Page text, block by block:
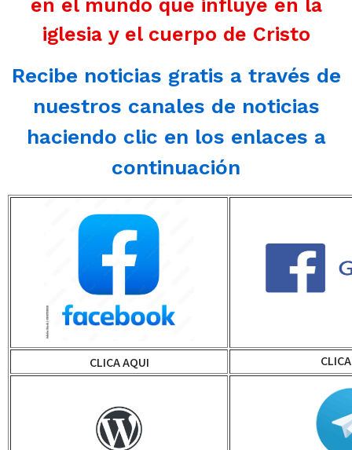
en el mundo que influye en la
iglesia y el cuerpo de Cristo
Recibe noticias gratis a través de
nuestros canales de noticias
haciendo clic en los enlaces a
continuación
CLICA AQUI